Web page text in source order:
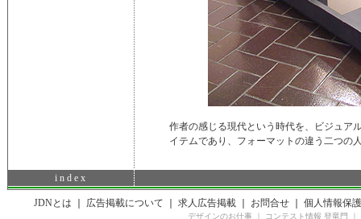
作者の感じる現代という時代を、ビジュア
イテムであり、フォーマットの違う二つの
i n d e x
JDNとは 広告掲載について 求人広告掲載｜ お問合せ｜ 個人情報保
デザインのお仕事｜ コンテスト情報 登竜門